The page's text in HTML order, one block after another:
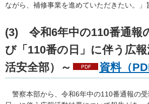
ながら、補修事業を進めていただきたい。」
(3) 令和6年中の110番通報
び「110番の日」に伴う広
活安全部）～
資料（
警察本部から、令和6年中の110番通報の